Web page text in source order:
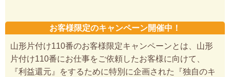
お客様限定のキャンペーン開催中！
山形片付け110番のお客様限定キャンペーンとは、山形
片付け110番にお仕事をご依頼したお客様に向けて、
『利益還元』をするために特別に企画された『独自のキ